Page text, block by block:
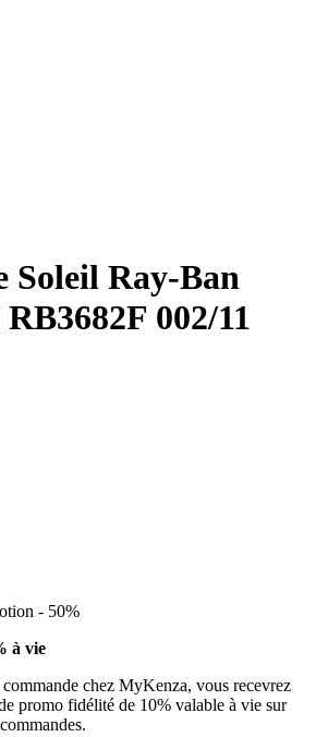
Soleil Ray-Ban
002/11
- 50%
à vie
chez MyKenza, vous recevrez
promo fidélité de 10% valable à vie sur